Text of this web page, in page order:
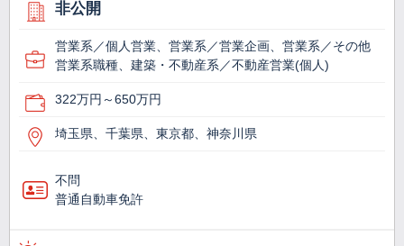
非公開
営業系／個人営業、営業系／営業企画、営業系／その他
営業系職種、建築・不動産系／不動産営業(個人)
322万円～650万円
埼玉県、千葉県、東京都、神奈川県
不問
普通自動車免許